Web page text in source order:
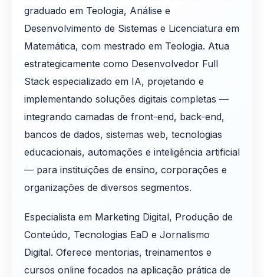
graduado em Teologia, Análise e
Desenvolvimento de Sistemas e Licenciatura em
Matemática, com mestrado em Teologia. Atua
estrategicamente como Desenvolvedor Full
Stack especializado em IA, projetando e
implementando soluções digitais completas —
integrando camadas de front-end, back-end,
bancos de dados, sistemas web, tecnologias
educacionais, automações e inteligência artificial
— para instituições de ensino, corporações e
organizações de diversos segmentos.
Especialista em Marketing Digital, Produção de
Conteúdo, Tecnologias EaD e Jornalismo
Digital. Oferece mentorias, treinamentos e
cursos online focados na aplicação prática de